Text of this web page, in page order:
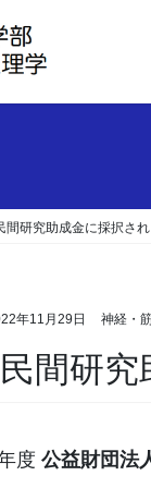
研究助成金に採択され
年11月29日 神経・
間研究
度 公益財団法